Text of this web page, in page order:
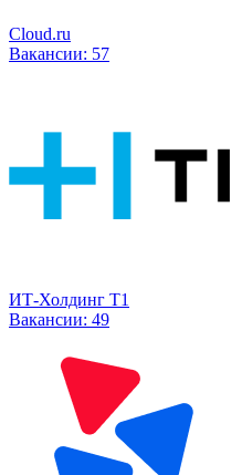
Cloud.ru
Вакансии: 57
ИТ-Холдинг Т1
Вакансии: 49